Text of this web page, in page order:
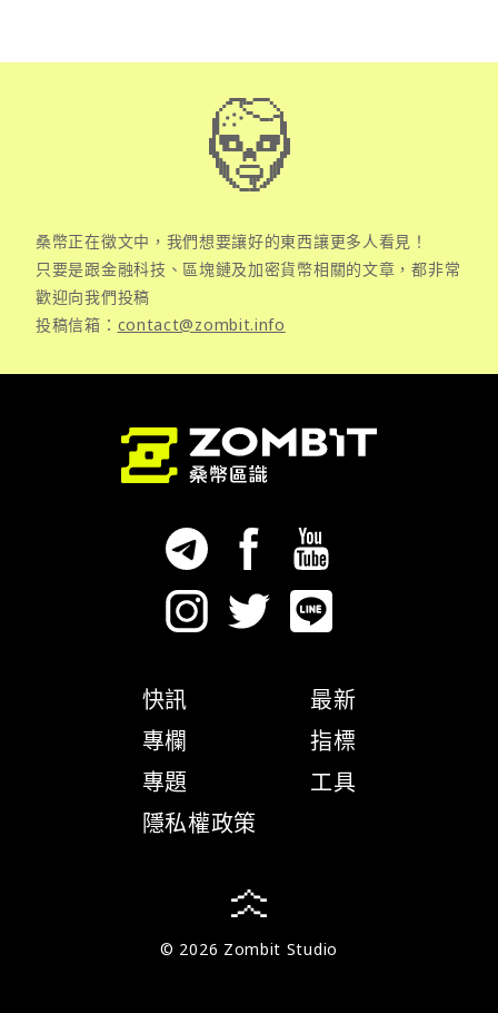
桑幣正在徵文中，我們想要讓好的東西讓更多人看見！
只要是跟金融科技、區塊鏈及加密貨幣相關的文章，都非常
歡迎向我們投稿
投稿信箱： contact@zombit.info
快訊
專欄
專題
隱私權政策
最新
指標
工具
© 2026 Zombit Studio